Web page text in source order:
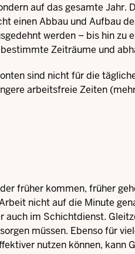
auf das gesamte
einen Abbau und Aufbau
werden – bis hin
Zeiträume und
sind nicht für die
arbeitsfreie Zeiten
früher kommen, früher
nicht auf die Minute
auch im Schichtdienst.
müssen. Ebenso für
nutzen können, kann